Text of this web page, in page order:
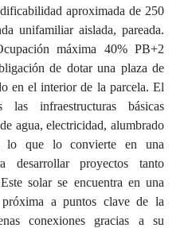
aproximada de 250
unifamiliar aislada, pareada.
máxima 40% PB+2
de dotar una plaza de
en el interior de la parcela. El
infraestructuras básicas
agua, electricidad, alumbrado
lo que lo convierte en una
desarrollar proyectos tanto
solar se encuentra en una
a puntos clave de la
conexiones gracias a su